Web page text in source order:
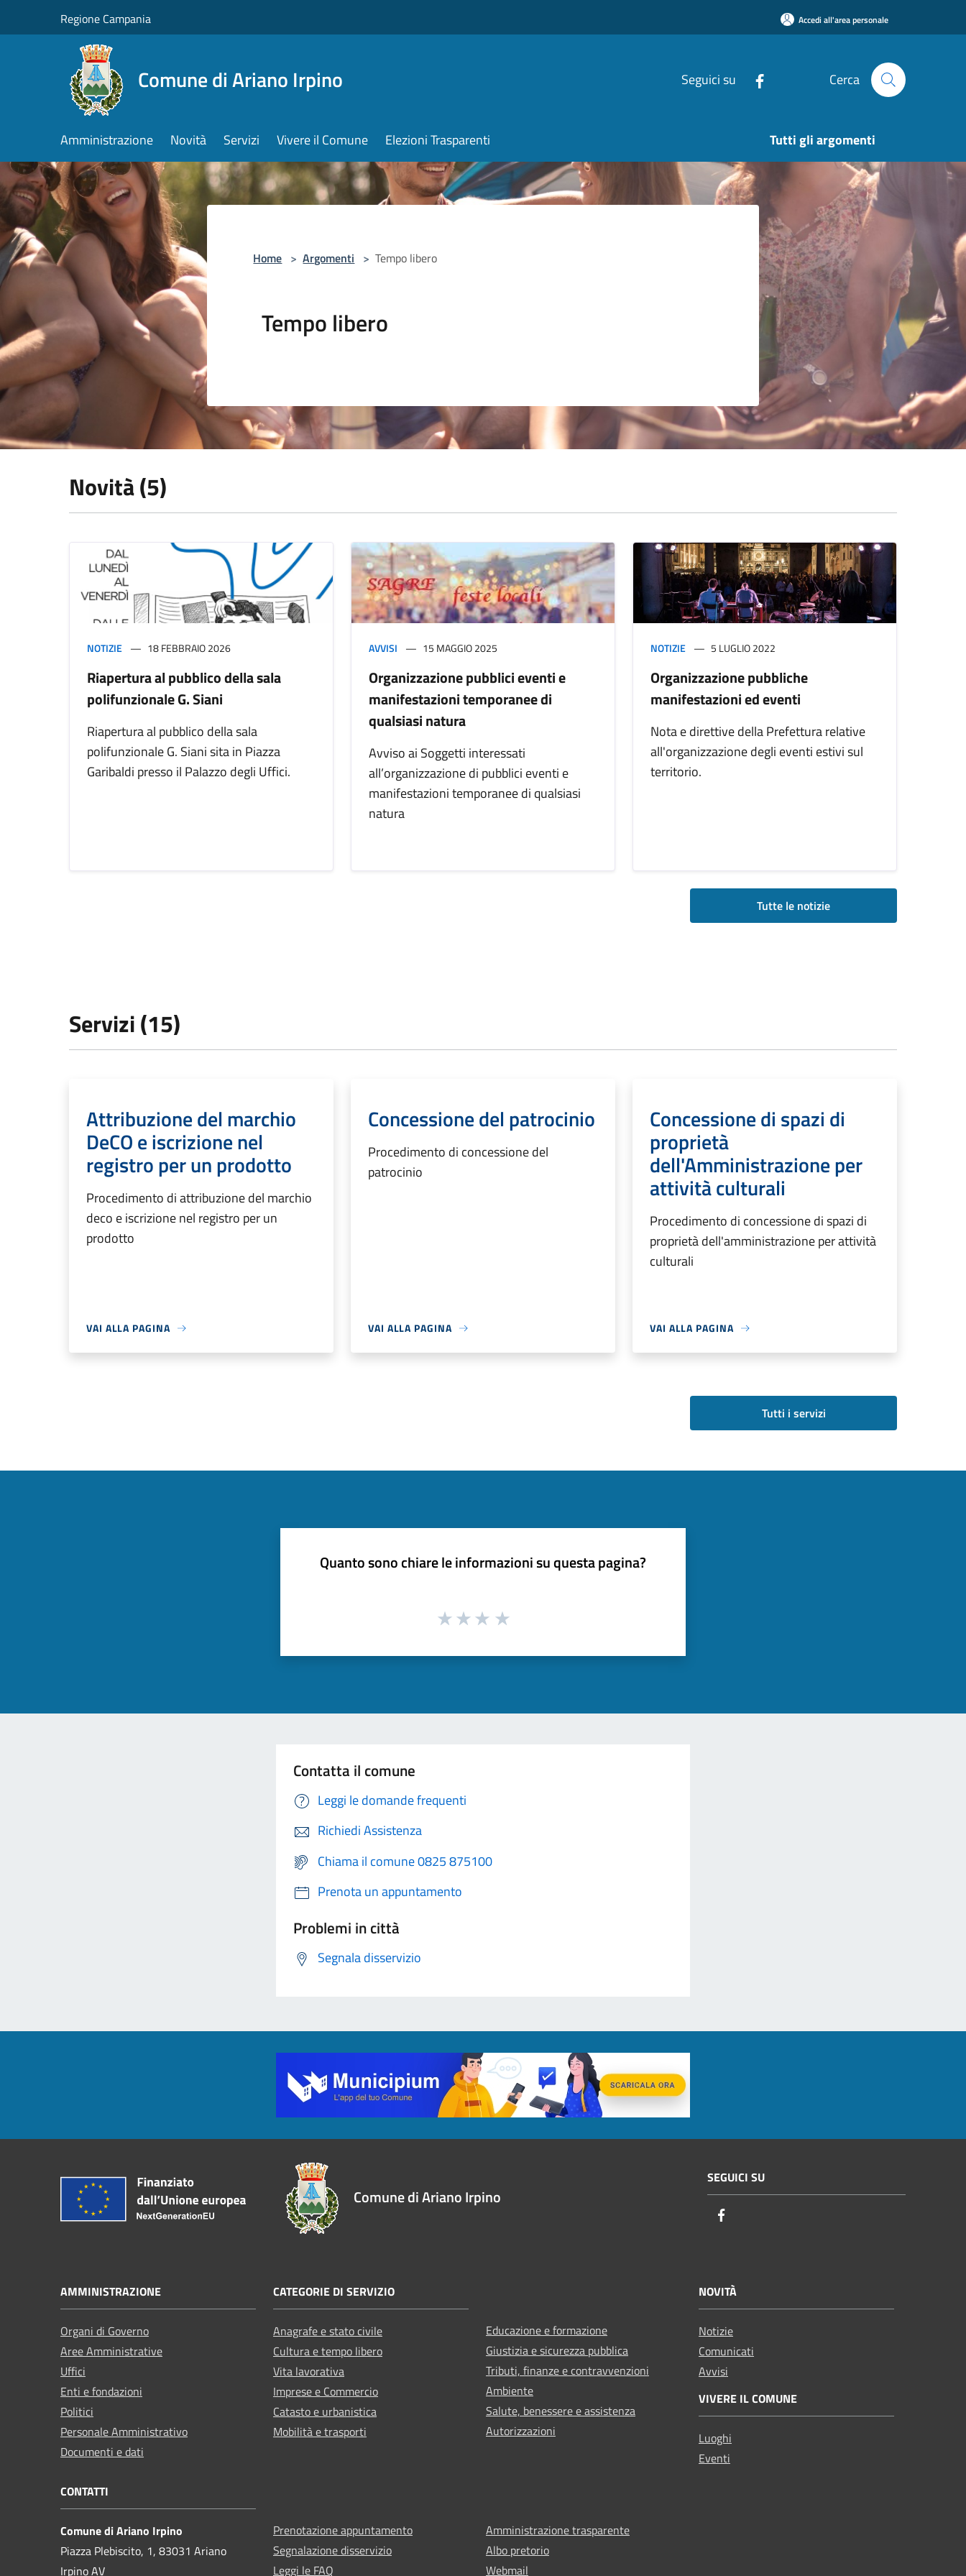
Regione Campania Accedi all'area personale
Comune di Ariano Irpino Seguici su Cerca
Amministrazione Novità Servizi Vivere il Comune Elezioni Trasparenti Tutti gli argomenti
Home > Argomenti > Tempo libero
Tempo libero
Novità (5)
NOTIZIE 18 FEBBRAIO 2026
Riapertura al pubblico della sala
polifunzionale G. Siani
Riapertura al pubblico della sala
polifunzionale G. Siani sita in Piazza
Garibaldi presso il Palazzo degli Uffici.
AVVISI 15 MAGGIO 2025
Organizzazione pubblici eventi e
manifestazioni temporanee di
qualsiasi natura
Avviso ai Soggetti interessati
all’organizzazione di pubblici eventi e
manifestazioni temporanee di qualsiasi
natura
NOTIZIE 5 LUGLIO 2022
Organizzazione pubbliche
manifestazioni ed eventi
Nota e direttive della Prefettura relative
all'organizzazione degli eventi estivi sul
territorio.
Tutte le notizie
Servizi (15)
Attribuzione del marchio
DeCO e iscrizione nel
registro per un prodotto
Procedimento di attribuzione del marchio
deco e iscrizione nel registro per un
prodotto
VAI ALLA PAGINA
Concessione del patrocinio
Procedimento di concessione del
patrocinio
VAI ALLA PAGINA
Concessione di spazi di
proprietà
dell'Amministrazione per
attività culturali
Procedimento di concessione di spazi di
proprietà dell'amministrazione per attività
culturali
VAI ALLA PAGINA
Tutti i servizi
Quanto sono chiare le informazioni su questa pagina?
Contatta il comune
Leggi le domande frequenti
Richiedi Assistenza
Chiama il comune 0825 875100
Prenota un appuntamento
Problemi in città
Segnala disservizio
Comune di Ariano Irpino
SEGUICI SU
AMMINISTRAZIONE
Organi di Governo
Aree Amministrative
Uffici
Enti e fondazioni
Politici
Personale Amministrativo
Documenti e dati
CATEGORIE DI SERVIZIO
Anagrafe e stato civile
Cultura e tempo libero
Vita lavorativa
Imprese e Commercio
Catasto e urbanistica
Mobilità e trasporti
Educazione e formazione
Giustizia e sicurezza pubblica
Tributi, finanze e contravvenzioni
Ambiente
Salute, benessere e assistenza
Autorizzazioni
NOVITÀ
Notizie
Comunicati
Avvisi
VIVERE IL COMUNE
Luoghi
Eventi
CONTATTI
Comune di Ariano Irpino
Piazza Plebiscito, 1, 83031 Ariano
Irpino AV
Prenotazione appuntamento
Segnalazione disservizio
Leggi le FAQ
Amministrazione trasparente
Albo pretorio
Webmail